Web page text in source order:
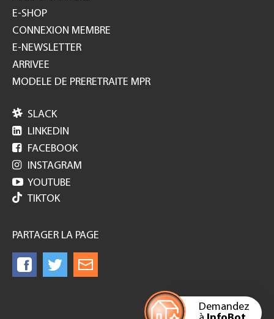
Demandez
E-SHOP
CONNEXION MEMBRE
E-NEWSLETTER
ARRIVEE
MODELE DE PRERETRAITE MPR
 SLACK
 LINKEDIN
 FACEBOOK
 INSTAGRAM
 YOUTUBE
TIKTOK
PARTAGER LA PAGE